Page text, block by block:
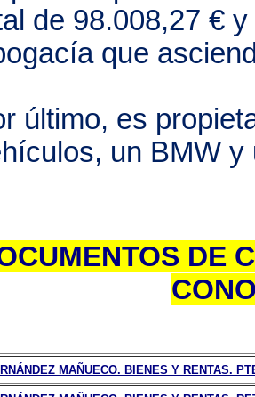
de 98.008,27 €
que
último, es
un BMW y
DE
MAÑUECO. BIENES Y RENTAS.